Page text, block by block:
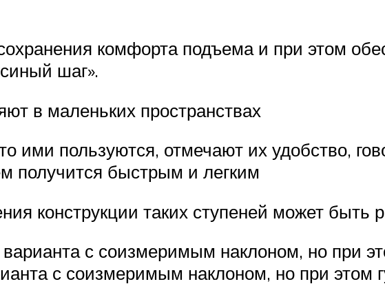
комфорта подъема и при этом
шаг».
в маленьких пространствах
ими пользуются, отмечают их удобство,
получится быстрым и легким
конструкции таких ступеней может быть
с соизмеримым наклоном, но при
с соизмеримым наклоном, но при этом